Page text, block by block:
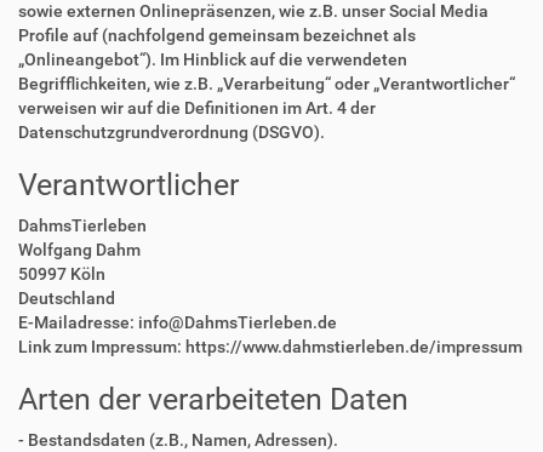
sowie externen Onlinepräsenzen, wie z.B. unser Social Media
Profile auf (nachfolgend gemeinsam bezeichnet als
„Onlineangebot“). Im Hinblick auf die verwendeten
Begrifflichkeiten, wie z.B. „Verarbeitung“ oder „Verantwortlicher“
verweisen wir auf die Definitionen im Art. 4 der
Datenschutzgrundverordnung (DSGVO).
Verantwortlicher
DahmsTierleben
Wolfgang Dahm
50997 Köln
Deutschland
E-Mailadresse: info@DahmsTierleben.de
Link zum Impressum: https://www.dahmstierleben.de/impressum
Arten der verarbeiteten Daten
- Bestandsdaten (z.B., Namen, Adressen).